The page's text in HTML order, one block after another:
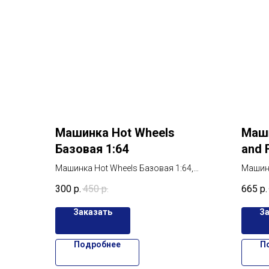
Машинка Hot Wheels
Базовая 1:64
Машинка Hot Wheels Базовая 1:64,
модели автомобилей Hot Wheels:
скорость и оригинальность в каждой
300 р. 450 р.
Заказать
Подробнее
and
665 р.